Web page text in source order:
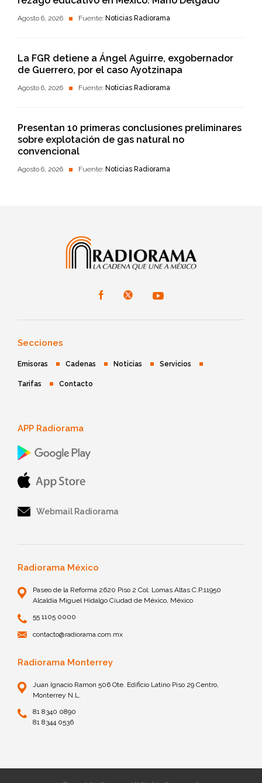
Agosto 6, 2026 Fuente: Noticias Radiorama
La FGR detiene a Ángel Aguirre, exgobernador
de Guerrero, por el caso Ayotzinapa
Agosto 6, 2026 Fuente: Noticias Radiorama
Presentan 10 primeras conclusiones preliminares
sobre explotación de gas natural no
convencional
Agosto 6, 2026 Fuente: Noticias Radiorama
Secciones
Emisoras Cadenas Noticias Servicios
Tarifas Contacto
APP Radiorama
Webmail Radiorama
Radiorama México
Paseo de la Reforma 2620 Piso 2 Col. Lomas Altas C.P.11950
Alcaldía Miguel Hidalgo Ciudad de México, México
55 1105 0000
contacto@radiorama.com.mx
Radiorama Monterrey
Juan Ignacio Ramon 506 Ote. Edificio Latino Piso 29 Centro,
Monterrey N.L.
81 8340 0890
81 8344 0536